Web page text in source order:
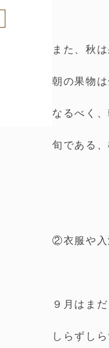
また、秋
朝の果物
なるべく
旬である
②衣服や入
９月はま
しらずし